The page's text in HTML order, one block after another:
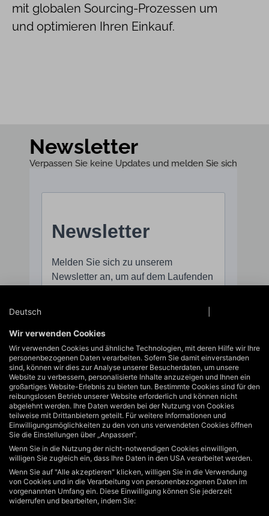
mit globalen Sourcing-Prozessen um
und optimieren Ihren Einkauf.
Newsletter
Verpassen Sie keine Updates und melden Sie sich
Service-Hotline
Unterstützung und Beratung unter:
+49 40 822125710
Deutsch
Wir verwenden Cookies
Wir verwenden Cookies und ähnliche Technologien, mit deren Hilfe wir Ihre
personenbezogenen Daten verarbeiten. Sofern Sie damit einverstanden
sind, können wir dies zur Analyse unserer Besucherdaten, um unsere
Website zu verbessern, personalisierte Inhalte anzuzeigen und Ihnen ein
großartiges Website-Erlebnis zu bieten tun. Bestimmte Cookies sind für den
reibungslosen Betrieb unserer Website erforderlich und können nicht
abgelehnt werden. Ihre Daten werden bei der Nutzung von Cookies
teilweise mit Drittanbietern geteilt. Für weitere Informationen und
Einwilligungsmöglichkeiten zu den von uns verwendeten Cookies öffnen
Sie die Einstellungen über „Anpassen“.
Wenn Sie in die Nutzung der nicht-notwendigen Cookies einwilligen,
willigen Sie zugleich ein, dass Ihre Daten in den USA verarbeitet werden.
Wenn Sie auf "Alle akzeptieren" klicken, willigen Sie in die Verwendung
von Cookies und in die Verarbeitung von personenbezogenen Daten im
vorgenannten Umfang ein. Diese Einwilligung können Sie jederzeit
widerrufen und bearbeiten, indem Sie: